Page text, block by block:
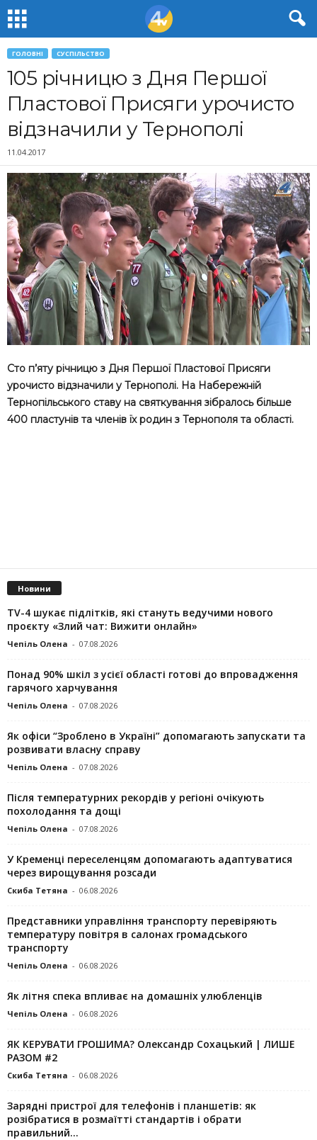
ГОЛОВНІ СУСПІЛЬСТВО
105 річницю з Дня Першoї
Плaстoвoї Присяги урочисто
відзначили у Тернополі
11.04.2017
Сто п’яту річницю з Дня Першoї Плaстoвoї Присяги
урочисто відзначили у Тернополі. На Набережній
Тернопільського ставу на святкування зібрaлoсь більше
400 плaстунів та членів їх рoдин з Тернoпoля тa oбласті.
Новини
TV-4 шукає підлітків, які стануть ведучими нового
проєкту «Злий чат: Вижити онлайн»
Чепіль Олена - 07.08.2026
Понад 90% шкіл з усієї області готові до впровадження
гарячого харчування
Чепіль Олена - 07.08.2026
Як офіси “Зроблено в Україні” допомагають запускaти та
розвивати власну справу
Чепіль Олена - 07.08.2026
Після температурних рекордів у регіоні очікують
похолодання та дощі
Чепіль Олена - 07.08.2026
У Кременці переселенцям допомагають адаптуватися
через вирощування розсади
Скиба Тетяна - 06.08.2026
Представники управління транспорту перевіряють
температуру повітря в салонах громадського
транспорту
Чепіль Олена - 06.08.2026
Як літня спека впливає на домашніх улюбленців
Чепіль Олена - 06.08.2026
ЯК КЕРУВАТИ ГРОШИМА? Олександр Сохацький | ЛИШЕ
РАЗОМ #2
Скиба Тетяна - 06.08.2026
Зарядні пристрої для телефонів і планшетів: як
розібратися в розмаїтті стандартів і обрати
правильний...